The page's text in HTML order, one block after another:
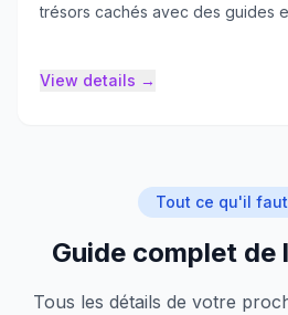
trésors cachés avec des guides
View details →
Tout ce qu'il
Guide complet
Tous les détails de votre